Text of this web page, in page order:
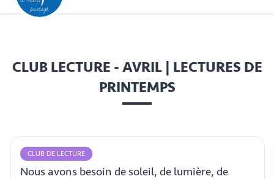
CLUB LECTURE - AVRIL | LECTURES DE
PRINTEMPS
CLUB DE LECTURE
Nous avons besoin de soleil, de lumière, de